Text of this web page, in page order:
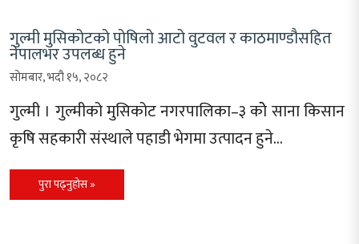
गुल्मी मुसिकोटको पोषिलो आटो वुटवल र काठमाण्डौसहित
नेपालभर उपलब्ध हुने
सोमबार, भदौ १५, २०८२
गुल्मी । गुल्मीको मुसिकोट नगरपालिका–३ कोे साना किसान
कृषि सहकारी संस्थाले पहाडी भेगमा उत्पादन हुने…
पुरा पढ्नुहोस »